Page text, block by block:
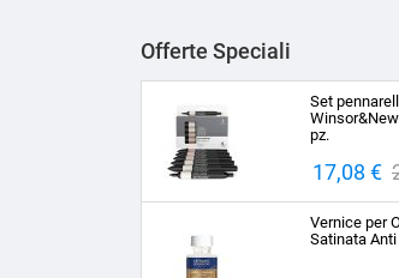
Offerte Speciali
Set
pz.
Prezzo
17,08 €
Vernice per
Satinata